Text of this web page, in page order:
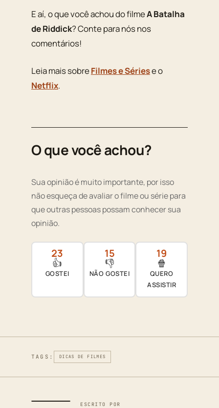
E aí, o que você achou do filmeA Batalha
de Riddick? Conte para nós nos
comentários!
Leia mais sobreFilmes e Sériese o
Netflix.
O que você achou?
Sua opinião é muito importante, por isso
não esqueça de avaliar o filme ou série para
que outras pessoas possam conhecer sua
opinião.
23
👍
GOSTEI
15
👎
NÃO GOSTEI
19
🍿
QUERO
ASSISTIR
TAGS: DICAS DE FILMES
ESCRITO POR